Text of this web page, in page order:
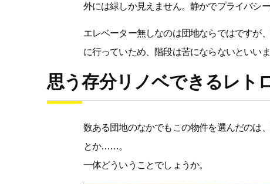
外には緑しか見えません。静かでプライバシ
エレベーター無しなのは団地ならではですが
に行っていため、階段は苦にならないといいま
思う存分リノベできるレト
数ある団地のなかでもこの物件を選んだのは
とか……。
一体どういうことでしょうか。